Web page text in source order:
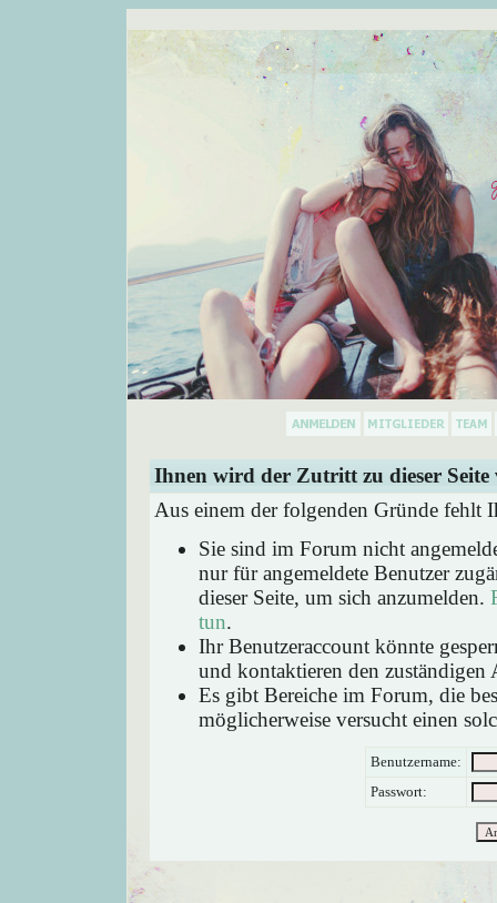
Ihnen wird der Zutritt zu dieser Seite
Aus einem der folgenden Gründe fehlt
Sie sind im Forum nicht
nur für angemeldete Benutzer
dieser Seite, um sich anzumelden.
tun.
Ihr Benutzeraccount könnte
und kontaktieren den zuständigen
Es gibt Bereiche im Forum, die
möglicherweise versucht einen
Benutzername:
Passwort: